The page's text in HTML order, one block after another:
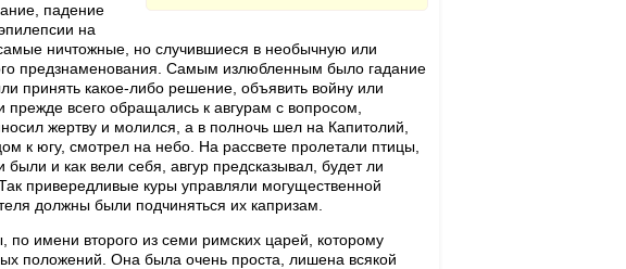
падение
на
ничтожные, но случившиеся в необычную или
предзнаменования. Самым излюбленным было гадание
принять какое-либо решение, объявить войну или
всего обращались к авгурам с вопросом,
жертву и молился, а в полночь шел на Капитолий,
к югу, смотрел на небо. На рассвете пролетали птицы,
и как вели себя, авгур предсказывал, будет ли
привередливые куры управляли могущественной
должны были подчиняться их капризам.
имени второго из семи римских царей, которому
положений. Она была очень проста, лишена всякой